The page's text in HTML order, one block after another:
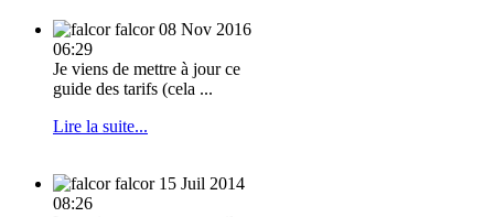
falcor 08 Nov 2016
06:29
Je viens de mettre à jour ce
guide des tarifs (cela ...
Lire la suite...
falcor 15 Juil 2014
08:26